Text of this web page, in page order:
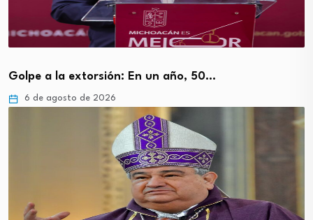
Golpe a la extorsión: En un año, 50…
6 de agosto de 2026